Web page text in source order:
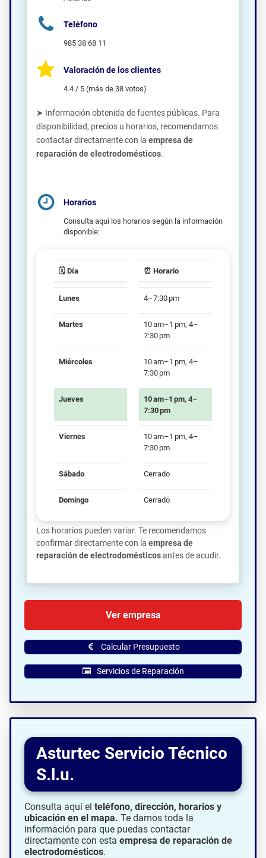
Teléfono
985 38 68 11
Valoración de los clientes
4.4 / 5 (más de 38 votos)
➤ Información obtenida de fuentes públicas. Para
disponibilidad, precios u horarios, recomendamos
contactar directamente con la empresa de
reparación de electrodomésticos.
Horarios
Consulta aquí los horarios según la información
disponible:
🗓️ Día ⏰ Horario
Lunes 4–7:30 pm
Martes
10 am–1 pm, 4–
7:30 pm
Miércoles
10 am–1 pm, 4–
7:30 pm
Jueves
10 am–1 pm, 4–
7:30 pm
Viernes
10 am–1 pm, 4–
7:30 pm
Sábado Cerrado
Domingo Cerrado
Los horarios pueden variar. Te recomendamos
confirmar directamente con la empresa de
reparación de electrodomésticosantes de acudir.
🗺️ Ubicación de Servitad en Gijón:
Ver empresa
Calcular Presupuesto
Servicios de Reparación
Asturtec Servicio Técnico
S.l.u.
Consulta aquí el teléfono, dirección, horarios y
ubicación en el mapa. Te damos toda la
información para que puedas contactar
directamente con esta empresa de reparación de
electrodomésticos.